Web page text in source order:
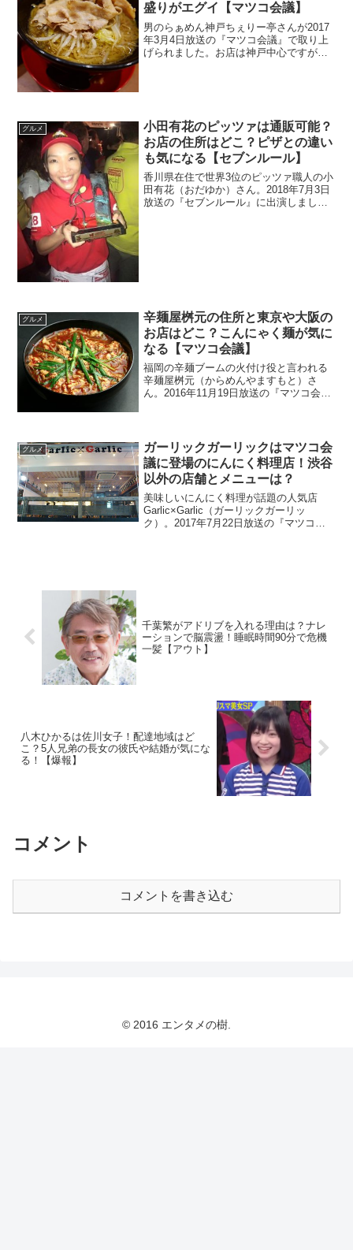
盛りがエグイ【マツコ会議】
男のらぁめん神戸ちぇりー亭さんが2017
年3月4日放送の『マツコ会議』で取り上
げられました。お店は神戸中心ですが東
グルメ
小田有花のピッツァは通販可能？
お店の住所はどこ？ピザとの違い
も気になる【セブンルール】
香川県在住で世界3位のピッツァ職人の小
田有花（おだゆか）さん。2018年7月3日
放送の『セブンルール』に出演しまし
グルメ
辛麺屋桝元の住所と東京や大阪の
お店はどこ？こんにゃく麺が気に
なる【マツコ会議】
福岡の辛麺ブームの火付け役と言われる
辛麺屋桝元（からめんやますもと）さ
ん。2016年11月19日放送の『マツコ会
大阪の店舗も調べました。
グルメ
ガーリックガーリックはマツコ会
議に登場のにんにく料理店！渋谷
以外の店舗とメニューは？
美味しいにんにく料理が話題の人気店
Garlic×Garlic（ガーリックガーリッ
ク）。2017年7月22日放送の『マツコ会
千葉繁がアドリブを入れる理由は？ナレ
ーションで脳震盪！睡眠時間90分で危機
一髪【アウト】
八木ひかるは佐川女子！配達地域はど
こ？5人兄弟の長女の彼氏や結婚が気にな
る！【爆報】
コメント
コメントを書き込む
© 2016 エンタメの樹.